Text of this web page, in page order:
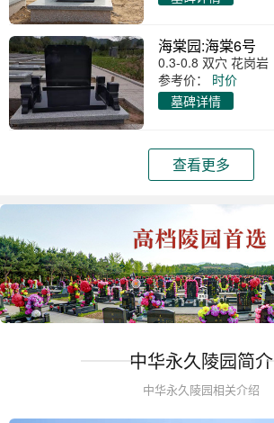
海棠园:海棠6号
0.3-0.8 双穴 花岗岩
参考价：
时价
墓碑详情
查看更多
中华永久陵园简介
中华永久陵园相关介绍